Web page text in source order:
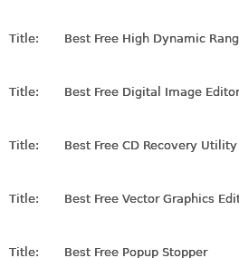
Title: Best Free High Dynamic
Title: Best Free Digital Image Editor
Title: Best Free CD Recovery Utility
Title: Best Free Vector Graphics
Title: Best Free Popup Stopper